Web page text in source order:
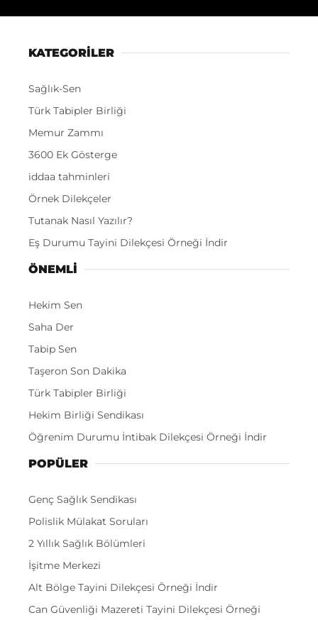
KATEGORİLER
Sağlık-Sen
Türk Tabipler Birliği
Memur Zammı
3600 Ek Gösterge
iddaa tahminleri
Örnek Dilekçeler
Tutanak Nasıl Yazılır?
Eş Durumu Tayini Dilekçesi Örneği İndir
ÖNEMLI
Hekim Sen
Saha Der
Tabip Sen
Taşeron Son Dakika
Türk Tabipler Birliği
Hekim Birliği Sendikası
Öğrenim Durumu İntibak Dilekçesi Örneği İndir
POPÜLER
Genç Sağlık Sendikası
Polislik Mülakat Soruları
2 Yıllık Sağlık Bölümleri
İşitme Merkezi
Alt Bölge Tayini Dilekçesi Örneği İndir
Can Güvenliği Mazereti Tayini Dilekçesi Örneği